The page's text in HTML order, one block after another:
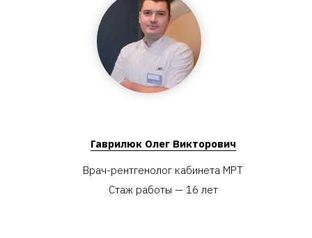
Гаврилюк Олег Викторович
Врач-рентгенолог кабинета МРТ
Стаж работы — 16 лет